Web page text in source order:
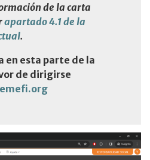
de la carta
apartado 4.1 de la
.
en esta parte de la
de dirigirse